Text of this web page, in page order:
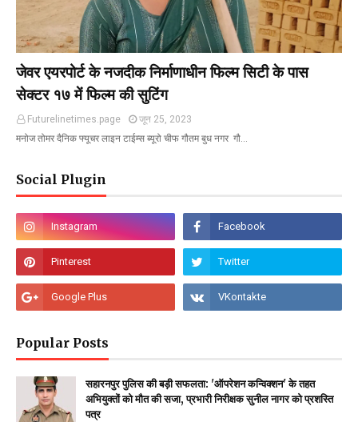
जेवर एयरपोर्ट के नजदीक निर्माणाधीन फिल्म सिटी के पास
सेक्टर १७ में फिल्म की सुटिंग
Futurelinetimes.page
जून 25, 2023
मनोज तोमर दैनिक फ्यूचर लाइन टाईम्स ब्यूरो चीफ गौतम बुध नगर गौ…
Social Plugin
Popular Posts
सहारनपुर पुलिस की बड़ी सफलता: 'ऑपरेशन कन्विक्शन' के तहत
अभियुक्तों को मौत की सजा, प्रभारी निरीक्षक सुनील नागर को प्रशस्ति
पत्र